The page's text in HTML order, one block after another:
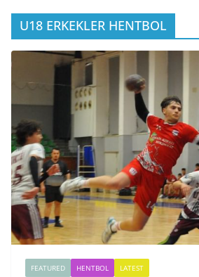
U18 ERKEKLER HENTBOL
FEATURED HENTBOL LATEST